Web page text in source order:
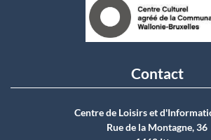
Contact
Centre de Loisirs et
Rue de la Montagne, 36